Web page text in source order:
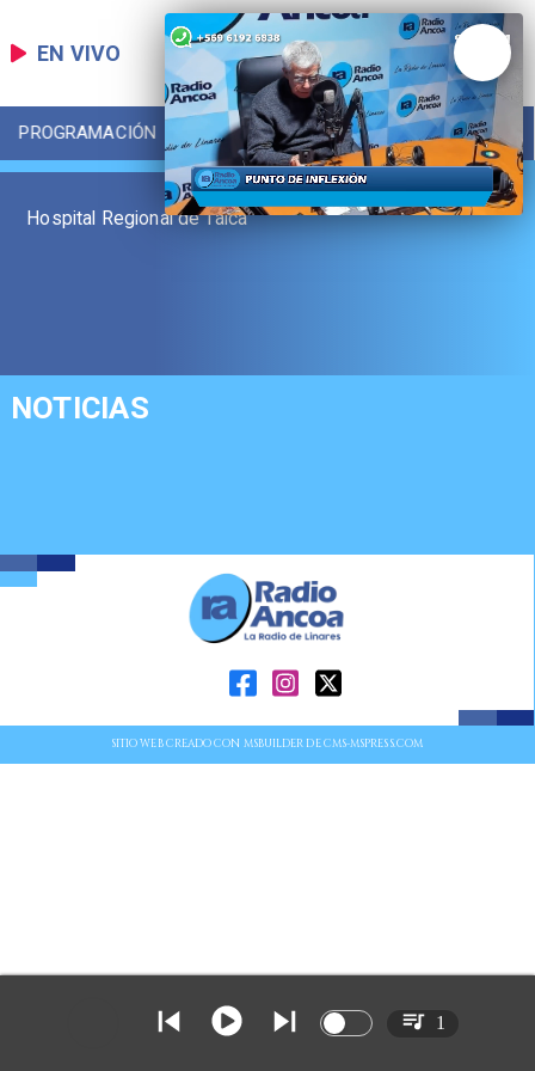
EN VIVO
PROGRAMACIÓN LOCAL DEPORTES
Hospital Regional de Talca
NOTICIAS
SITIO WEB CREADO CON MSBUILDER DE CMS-MSPRESS.COM
1